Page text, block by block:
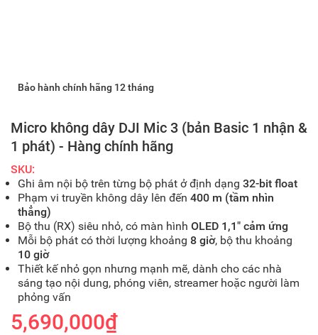
Bảo hành chính hãng 12 tháng
Micro không dây DJI Mic 3 (bản Basic 1 nhận &
1 phát) - Hàng chính hãng
SKU:
Ghi âm nội bộ trên từng bộ phát ở định dạng 32-bit float
Phạm vi truyền không dây lên đến 400 m (tầm nhìn
thẳng)
Bộ thu (RX) siêu nhỏ, có màn hình OLED 1,1″ cảm ứng
Mỗi bộ phát có thời lượng khoảng 8 giờ, bộ thu khoảng
10 giờ
Thiết kế nhỏ gọn nhưng mạnh mẽ, dành cho các nhà
sáng tạo nội dung, phóng viên, streamer hoặc người làm
phỏng vấn
5,690,000₫